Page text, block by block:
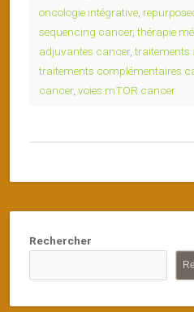
oncologie intégrative
sequencing cancer,thérapie
adjuvantes cancer,traitements
traitements complémentaires
cancer, voies mTOR cancer
Rechercher